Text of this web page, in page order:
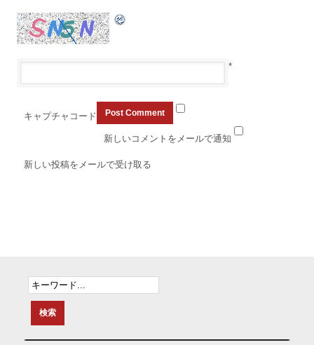
キャプチャコード
*
新しいコメントをメールで通知
新しい投稿をメールで受け取る